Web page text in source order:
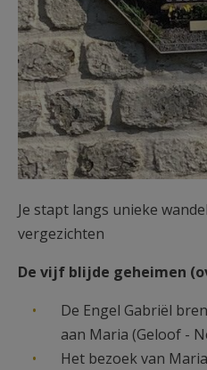
Je stapt langs unieke
vergezichten
De vijf blijde geheimen
De Engel Gabriël
aan Maria (Geloof -
Het bezoek van